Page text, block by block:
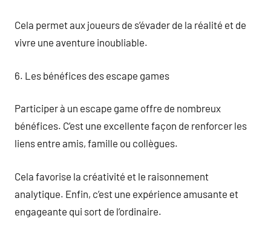
Cela permet aux joueurs de s’évader de la réalité et de
vivre une aventure inoubliable.
6. Les bénéfices des escape games
Participer à un escape game offre de nombreux
bénéfices. C’est une excellente façon de renforcer les
liens entre amis, famille ou collègues.
Cela favorise la créativité et le raisonnement
analytique. Enfin, c’est une expérience amusante et
engageante qui sort de l’ordinaire.